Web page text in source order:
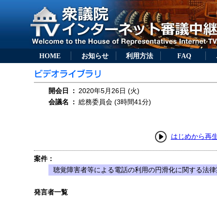
HOME お知らせ 利用方法 FAQ
開会日 ： 2020年5月26日 (火)
会議名
： 総務委員会 (3時間41分)
はじめから再
案件：
聴覚障害者等による電話の利用の円滑化に関する法
発言者一覧